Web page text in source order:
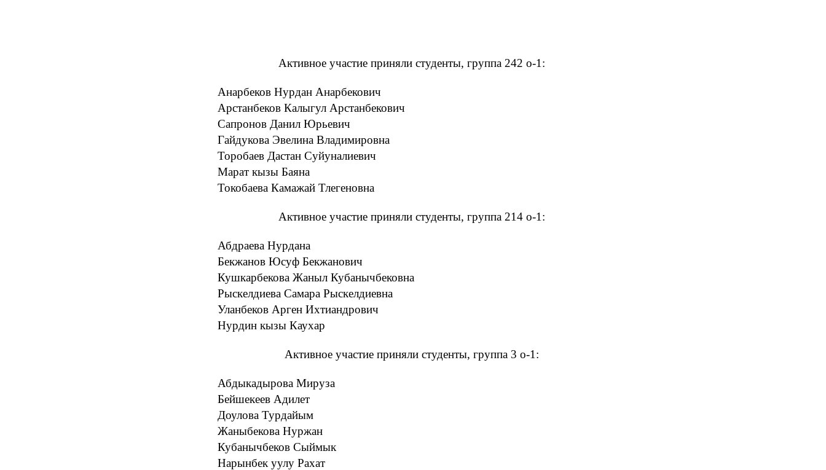
Активное участие приняли студенты, группа 242 о-1:
Анарбеков Нурдан Анарбекович
Арстанбеков Калыгул Арстанбекович
Сапронов Данил Юрьевич
Гайдукова Эвелина Владимировна
Торобаев Дастан Суйуналиевич
Марат кызы Баяна
Токобаева Камажай Тлегеновна
Активное участие приняли студенты, группа 214 о-1:
Абдраева Нурдана
Бекжанов Юсуф Бекжанович
Кушкарбекова Жаныл Кубанычбековна
Рыскелдиева Самара Рыскелдиевна
Уланбеков Арген Ихтиандрович
Нурдин кызы Каухар
Активное участие приняли студенты, группа 3 о-1:
Абдыкадырова Мируза
Бейшекеев Адилет
Доулова Турдайым
Жаныбекова Нуржан
Кубанычбеков Сыймык
Нарынбек уулу Рахат